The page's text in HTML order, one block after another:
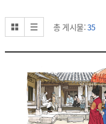
갤러리 형식으로 보기
리스트 형식으로 보기
총 게시물:35